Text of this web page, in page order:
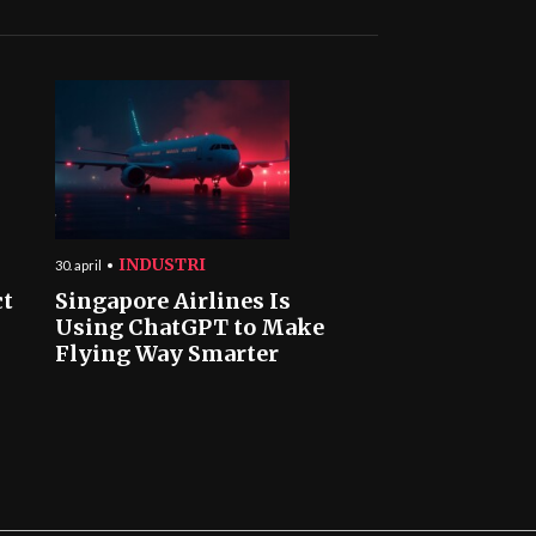
30. april INDUSTRI
Singapore Airlines Is
Using ChatGPT to Make
Flying Way Smarter